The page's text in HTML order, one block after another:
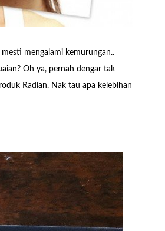
mengalami kemurungan..
Oh ya, pernah dengar tak
Radian. Nak tau apa kelebihan